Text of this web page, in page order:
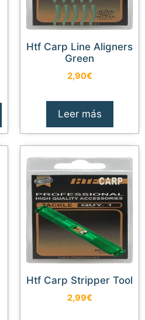
Htf Carp Line Aligners
Green
2,90€
Leer más
Htf Carp Stripper Tool
2,99€